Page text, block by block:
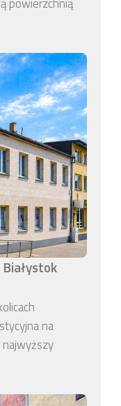
powierzchnią
na
najwyższy